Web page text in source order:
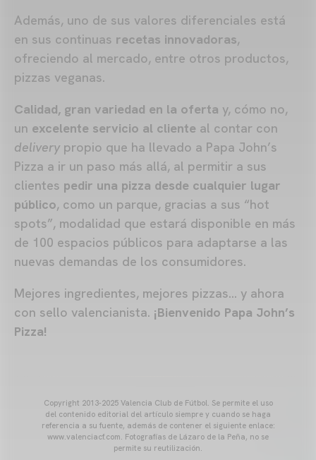
Además, uno de sus valores diferenciales está
en sus continuas recetas innovadoras,
ofreciendo al mercado, entre otros productos,
pizzas veganas.
Calidad, gran variedad en la oferta y, cómo no,
un excelente servicio al cliente al contar con
delivery propio que ha llevado a Papa John’s
Pizza a ir un paso más allá, al permitir a sus
clientes pedir una pizza desde cualquier lugar
público, como un parque, gracias a sus “hot
spots”, modalidad que estará disponible en más
de 100 espacios públicos para adaptarse a las
nuevas demandas de los consumidores.
Mejores ingredientes, mejores pizzas… y ahora
con sello valencianista. ¡Bienvenido Papa John’s
Pizza!
Copyright 2013-2025 Valencia Club de Fútbol. Se permite el uso
del contenido editorial del artículo siempre y cuando se haga
referencia a su fuente, además de contener el siguiente enlace:
www.valenciacf.com. Fotografías de Lázaro de la Peña, no se
permite su reutilización.